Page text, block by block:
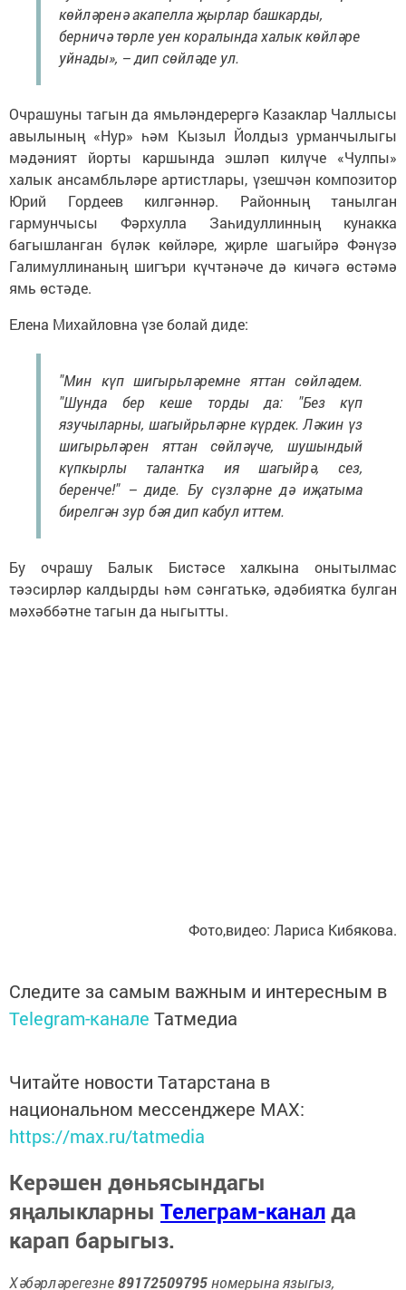
көйләренә акапелла җырлар башкарды,
берничә төрле уен коралында халык көйләре
уйнады», – дип сөйләде ул.
Очрашуны тагын да ямьләндерергә Казаклар Чаллысы
авылының «Нур» һәм Кызыл Йолдыз урманчылыгы
мәдәният йорты каршында эшләп килүче «Чулпы»
халык ансамбльләре артистлары, үзешчән композитор
Юрий Гордеев килгәннәр. Районның танылган
гармунчысы Фәрхулла Заһидуллинның кунакка
багышланган бүләк көйләре, җирле шагыйрә Фәнүзә
Галимуллинаның шигъри күчтәнәче дә кичәгә өстәмә
ямь өстәде.
Елена Михайловна үзе болай диде:
"Мин күп шигырьләремне яттан сөйләдем.
"Шунда бер кеше торды да: "Без күп
язучыларны, шагыйрьләрне күрдек. Ләкин үз
шигырьләрен яттан сөйләүче, шушындый
күпкырлы талантка ия шагыйрә, сез,
беренче!" – диде. Бу сүзләрне дә иҗатыма
бирелгән зур бәя дип кабул иттем.
Бу очрашу Балык Бистәсе халкына онытылмас
тәэсирләр калдырды һәм сәнгатькә, әдәбиятка булган
мәхәббәтне тагын да ныгытты.
Фото,видео: Лариса Кибякова.
Следите за самым важным и интересным в
Telegram-канале Татмедиа
Читайте новости Татарстана в
национальном мессенджере MАХ:
https://max.ru/tatmedia
Керәшен дөньясындагы
яңалыкларны Телеграм-каналда
карап барыгыз.
Хәбәрләрегезне89172509795номерына языгыз,